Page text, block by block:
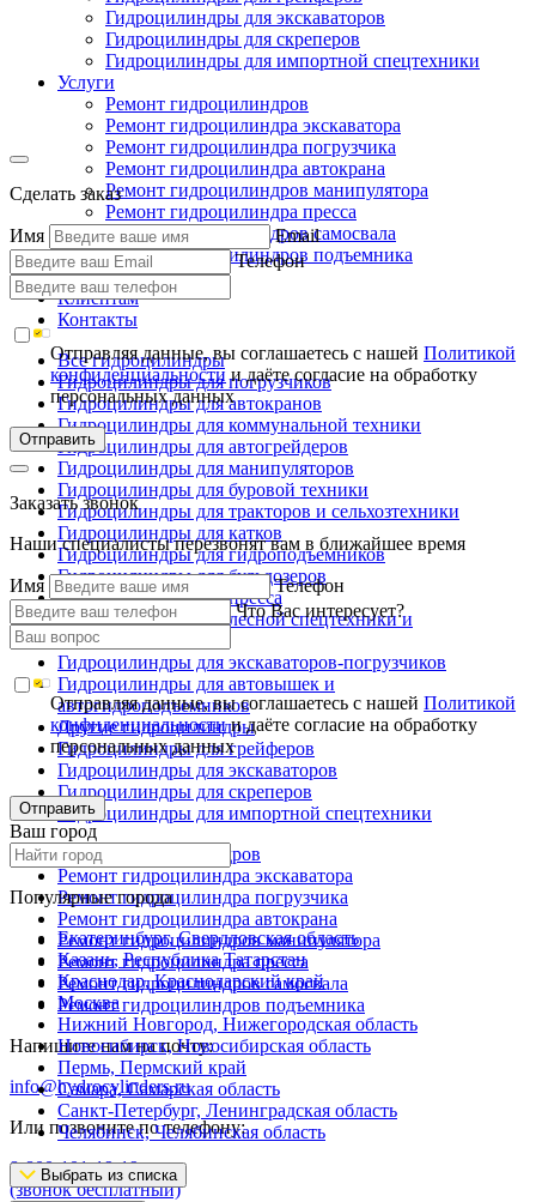
Гидроцилиндры для экскаваторов
Гидроцилиндры для скреперов
Гидроцилиндры для импортной спецтехники
Услуги
Ремонт гидроцилиндров
Ремонт гидроцилиндра экскаватора
Ремонт гидроцилиндра погрузчика
Ремонт гидроцилиндра автокрана
Ремонт гидроцилиндров манипулятора
Ремонт гидроцилиндра пресса
Ремонт гидроцилиндров самосвала
Ремонт гидроцилиндров подъемника
Производство
Клиентам
Контакты
Все гидроцилиндры
Гидроцилиндры для погрузчиков
Гидроцилиндры для автокранов
Гидроцилиндры для коммунальной техники
Гидроцилиндры для автогрейдеров
Гидроцилиндры для манипуляторов
Гидроцилиндры для буровой техники
Гидроцилиндры для тракторов и сельхозтехники
Гидроцилиндры для катков
Гидроцилиндры для гидроподъемников
Гидроцилиндры для бульдозеров
Гидроцилиндры для пресса
Гидроцилиндры для лесной спецтехники и
металловозов
Гидроцилиндры для экскаваторов-погрузчиков
Гидроцилиндры для автовышек и
автогидроподъемников
Другие гидроцилиндры
Гидроцилиндры для грейферов
Гидроцилиндры для экскаваторов
Гидроцилиндры для скреперов
Гидроцилиндры для импортной спецтехники
Ремонт гидроцилиндров
Ремонт гидроцилиндра экскаватора
Ремонт гидроцилиндра погрузчика
Ремонт гидроцилиндра автокрана
Ремонт гидроцилиндров манипулятора
Ремонт гидроцилиндра пресса
Ремонт гидроцилиндров самосвала
Ремонт гидроцилиндров подъемника
Напишите нам на почту:
info@hydrocylinders.ru
Или позвоните по телефону:
8-800-101-19-19
(звонок бесплатный)
Сделать заказ
Имя
Email
Телефон
Отправляя данные, вы соглашаетесь с нашейПолитикой
конфиденциальностии даёте согласие на обработку
персональных данных
Отправить
Заказать звонок
Наши специалисты перезвонят вам в ближайшее время
Имя
Телефон
Что Вас интересует?
Отправляя данные, вы соглашаетесь с нашейПолитикой
конфиденциальностии даёте согласие на обработку
персональных данных
Отправить
Ваш город
Популярные города
Екатеринбург, Свердловская область
Казань, Республика Татарстан
Краснодар, Краснодарский край
Москва
Нижний Новгород, Нижегородская область
Новосибирск, Новосибирская область
Пермь, Пермский край
Самара, Самарская область
Санкт-Петербург, Ленинградская область
Челябинск, Челябинская область
Выбрать из списка